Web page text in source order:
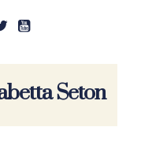
Seton